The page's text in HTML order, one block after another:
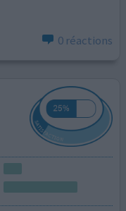
0 réactions